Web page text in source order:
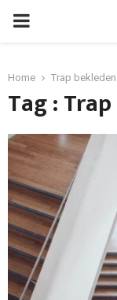
PRIMARY
Home Trap bekleden
Tag :